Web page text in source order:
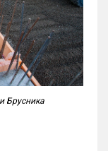
Брусника